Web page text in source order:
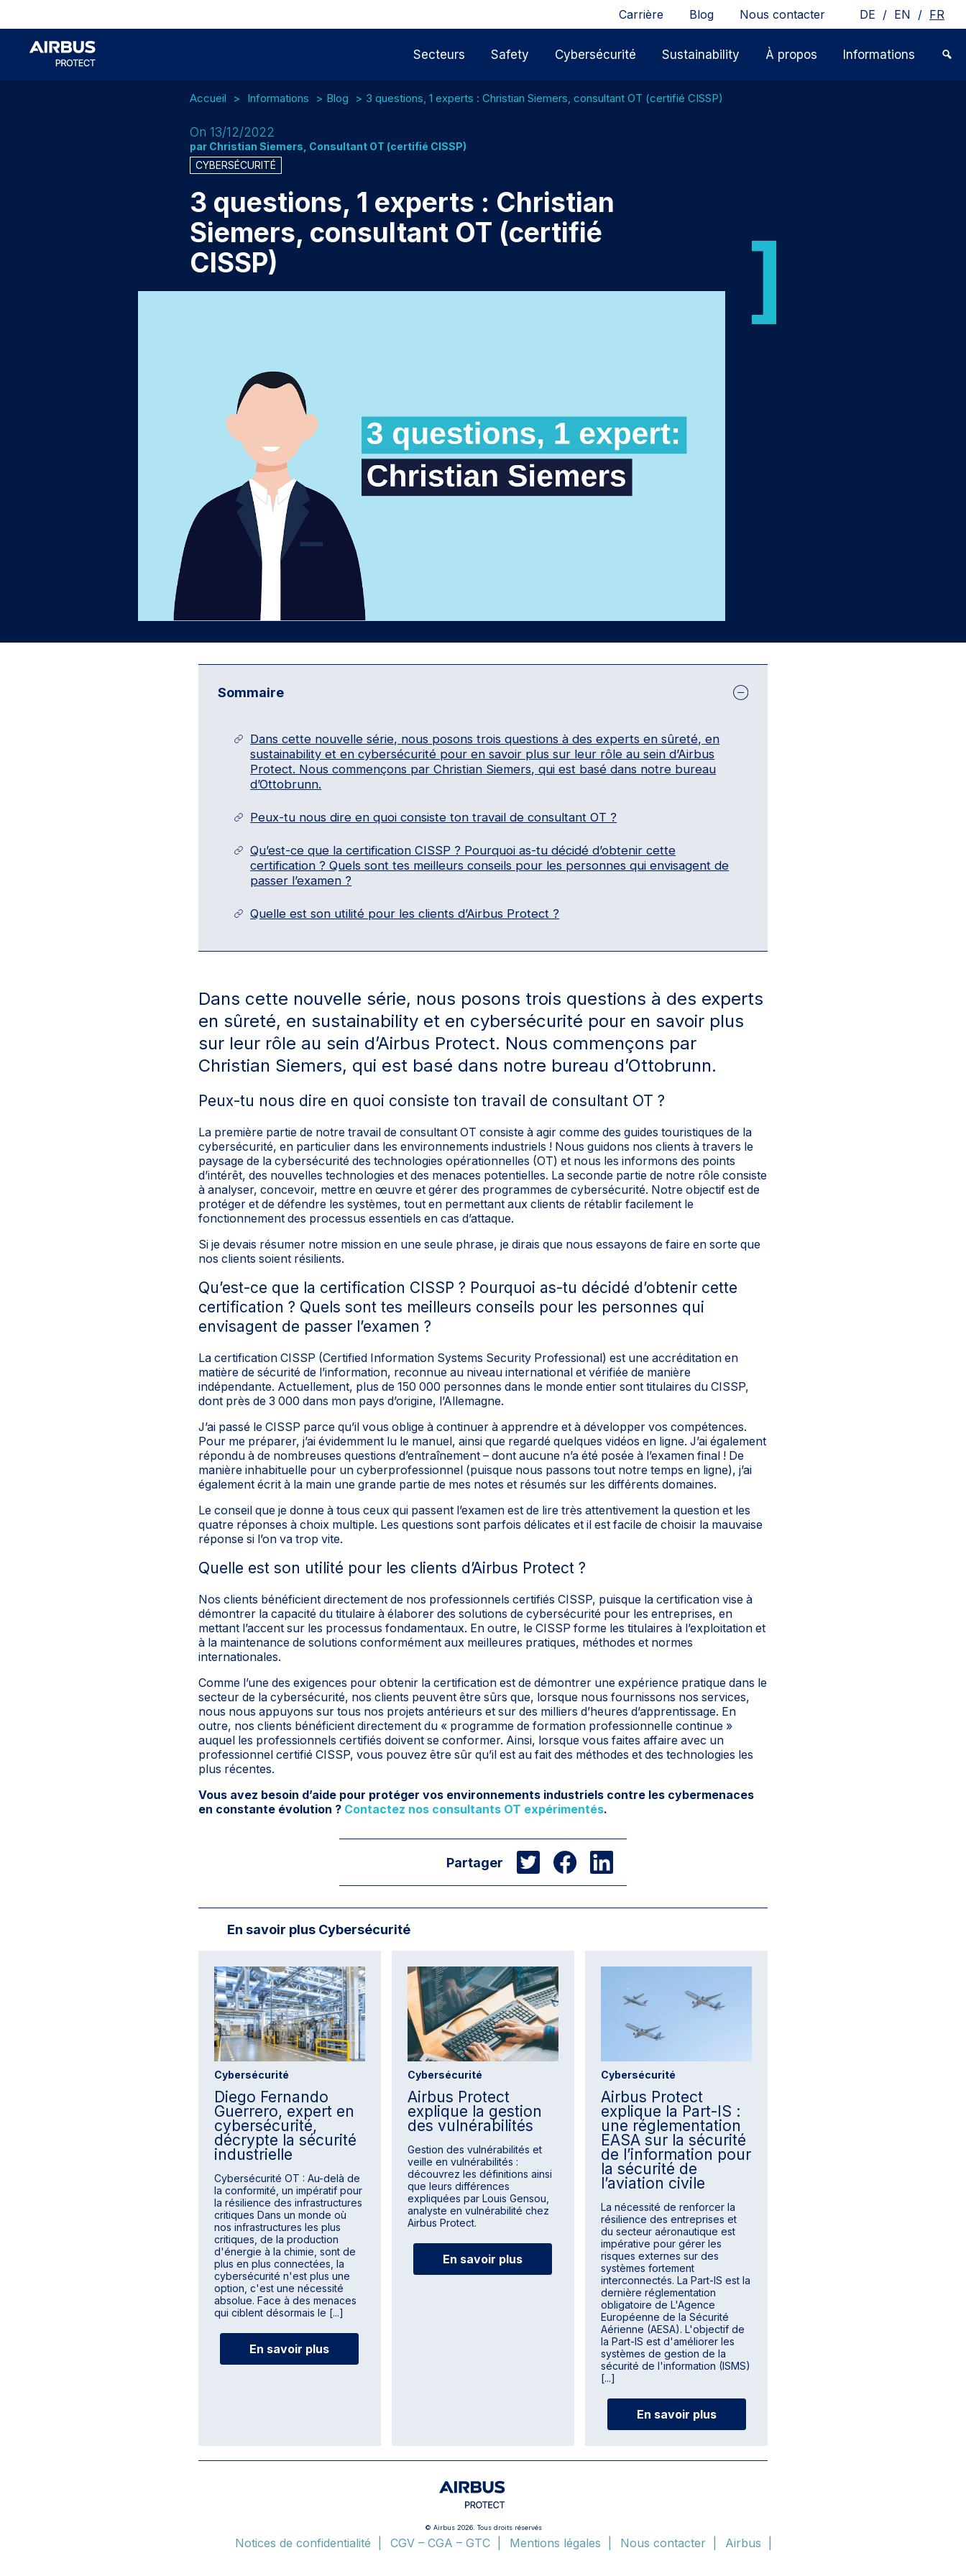
Carrière Blog Nous contacter DE / EN / FR
Secteurs Safety Cybersécurité Sustainability À propos Informations
Accueil Informations Blog 3 questions, 1 experts : Christian Siemers, consultant OT (certifié CISSP)
On 13/12/2022
par Christian Siemers, Consultant OT (certifié CISSP)
CYBERSÉCURITÉ
3 questions, 1 experts : Christian
Siemers, consultant OT (certifié
CISSP)
Sommaire
Dans cette nouvelle série, nous posons trois questions à des experts en sûreté, en
sustainability et en cybersécurité pour en savoir plus sur leur rôle au sein d’Airbus
Protect. Nous commençons par Christian Siemers, qui est basé dans notre bureau
d’Ottobrunn.
Peux-tu nous dire en quoi consiste ton travail de consultant OT ?
Qu’est-ce que la certification CISSP ? Pourquoi as-tu décidé d’obtenir cette
certification ? Quels sont tes meilleurs conseils pour les personnes qui envisagent de
passer l’examen ?
Quelle est son utilité pour les clients d’Airbus Protect ?
Dans cette nouvelle série, nous posons trois questions à des experts
en sûreté, en sustainability et en cybersécurité pour en savoir plus
sur leur rôle au sein d’Airbus Protect. Nous commençons par
Christian Siemers, qui est basé dans notre bureau d’Ottobrunn.
Peux-tu nous dire en quoi consiste ton travail de consultant OT ?
La première partie de notre travail de consultant OT consiste à agir comme des guides touristiques de la
cybersécurité, en particulier dans les environnements industriels ! Nous guidons nos clients à travers le
paysage de la cybersécurité des technologies opérationnelles (OT) et nous les informons des points
d’intérêt, des nouvelles technologies et des menaces potentielles. La seconde partie de notre rôle consiste
à analyser, concevoir, mettre en œuvre et gérer des programmes de cybersécurité. Notre objectif est de
protéger et de défendre les systèmes, tout en permettant aux clients de rétablir facilement le
fonctionnement des processus essentiels en cas d’attaque.
Si je devais résumer notre mission en une seule phrase, je dirais que nous essayons de faire en sorte que
nos clients soient résilients.
Qu’est-ce que la certification CISSP ? Pourquoi as-tu décidé d’obtenir cette
certification ? Quels sont tes meilleurs conseils pour les personnes qui
envisagent de passer l’examen ?
La certification CISSP (Certified Information Systems Security Professional) est une accréditation en
matière de sécurité de l’information, reconnue au niveau international et vérifiée de manière
indépendante. Actuellement, plus de 150 000 personnes dans le monde entier sont titulaires du CISSP,
dont près de 3 000 dans mon pays d’origine, l’Allemagne.
J’ai passé le CISSP parce qu’il vous oblige à continuer à apprendre et à développer vos compétences.
Pour me préparer, j’ai évidemment lu le manuel, ainsi que regardé quelques vidéos en ligne. J’ai également
répondu à de nombreuses questions d’entraînement – dont aucune n’a été posée à l’examen final ! De
manière inhabituelle pour un cyberprofessionnel (puisque nous passons tout notre temps en ligne), j’ai
également écrit à la main une grande partie de mes notes et résumés sur les différents domaines.
Le conseil que je donne à tous ceux qui passent l’examen est de lire très attentivement la question et les
quatre réponses à choix multiple. Les questions sont parfois délicates et il est facile de choisir la mauvaise
réponse si l’on va trop vite.
Quelle est son utilité pour les clients d’Airbus Protect ?
Nos clients bénéficient directement de nos professionnels certifiés CISSP, puisque la certification vise à
démontrer la capacité du titulaire à élaborer des solutions de cybersécurité pour les entreprises, en
mettant l’accent sur les processus fondamentaux. En outre, le CISSP forme les titulaires à l’exploitation et
à la maintenance de solutions conformément aux meilleures pratiques, méthodes et normes
internationales.
Comme l’une des exigences pour obtenir la certification est de démontrer une expérience pratique dans le
secteur de la cybersécurité, nos clients peuvent être sûrs que, lorsque nous fournissons nos services,
nous nous appuyons sur tous nos projets antérieurs et sur des milliers d’heures d’apprentissage. En
outre, nos clients bénéficient directement du « programme de formation professionnelle continue »
auquel les professionnels certifiés doivent se conformer. Ainsi, lorsque vous faites affaire avec un
professionnel certifié CISSP, vous pouvez être sûr qu’il est au fait des méthodes et des technologies les
plus récentes.
Vous avez besoin d’aide pour protéger vos environnements industriels contre les cybermenaces
en constante évolution ? Contactez nos consultants OT expérimentés.
Partager
En savoir plus Cybersécurité
Cybersécurité
Diego Fernando
Guerrero, expert en
cybersécurité,
décrypte la sécurité
industrielle
Cybersécurité OT : Au-delà de
la conformité, un impératif pour
la résilience des infrastructures
critiques Dans un monde où
nos infrastructures les plus
critiques, de la production
d'énergie à la chimie, sont de
plus en plus connectées, la
cybersécurité n'est plus une
option, c'est une nécessité
absolue. Face à des menaces
qui ciblent désormais le [...]
En savoir plus
Cybersécurité
Airbus Protect
explique la gestion
des vulnérabilités
Gestion des vulnérabilités et
veille en vulnérabilités :
découvrez les définitions ainsi
que leurs différences
expliquées par Louis Gensou,
analyste en vulnérabilité chez
Airbus Protect.
En savoir plus
Cybersécurité
Airbus Protect
explique la Part-IS :
une réglementation
EASA sur la sécurité
de l’information pour
la sécurité de
l’aviation civile
La nécessité de renforcer la
résilience des entreprises et
du secteur aéronautique est
impérative pour gérer les
risques externes sur des
systèmes fortement
interconnectés. La Part-IS est la
dernière réglementation
obligatoire de L'Agence
Européenne de la Sécurité
Aérienne (AESA). L'objectif de
la Part-IS est d'améliorer les
systèmes de gestion de la
sécurité de l'information (ISMS)
[...]
En savoir plus
© Airbus 2026. Tous droits réservés
Notices de confidentialité CGV – CGA – GTC Mentions légales Nous contacter
Airbus